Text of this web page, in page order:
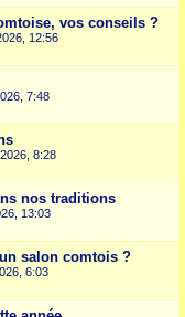
vos conseils ?
12:56
7:48
8:28
nos traditions
13:03
salon comtois ?
6:03